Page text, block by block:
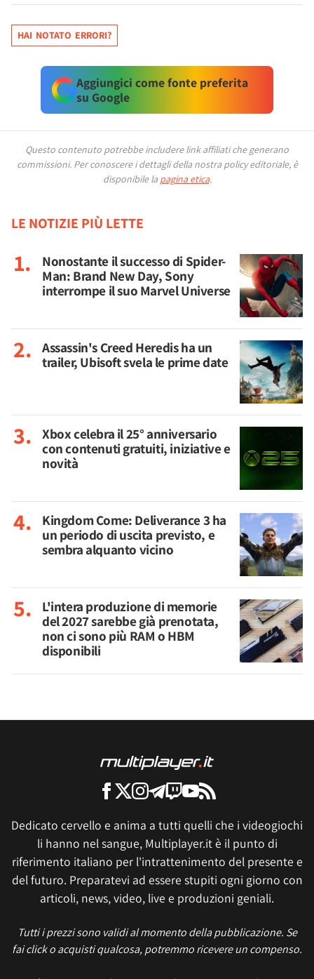
HAI NOTATO ERRORI?
Aggiungici come fonte preferita
su Google
Questo contenuto potrebbe includere link affiliati che generano
commissioni. Per conoscere i dettagli della nostra policy editoriale, è
disponibile la pagina etica.
LE NOTIZIE PIÙ LETTE
Nonostante il successo di Spider-
Man: Brand New Day, Sony
interrompe il suo Marvel Universe
Assassin's Creed Heredis ha un
trailer, Ubisoft svela le prime date
Xbox celebra il 25° anniversario
con contenuti gratuiti, iniziative e
novità
Kingdom Come: Deliverance 3 ha
un periodo di uscita previsto, e
sembra alquanto vicino
L'intera produzione di memorie
del 2027 sarebbe già prenotata,
non ci sono più RAM o HBM
disponibili
Dedicato cervello e anima a tutti quelli che i videogiochi
li hanno nel sangue, Multiplayer.it è il punto di
riferimento italiano per l'intrattenimento del presente e
del futuro. Preparatevi ad essere stupiti ogni giorno con
articoli, news, video, live e produzioni geniali.
Tutti i prezzi sono validi al momento della pubblicazione. Se
fai click o acquisti qualcosa, potremmo ricevere un compenso.